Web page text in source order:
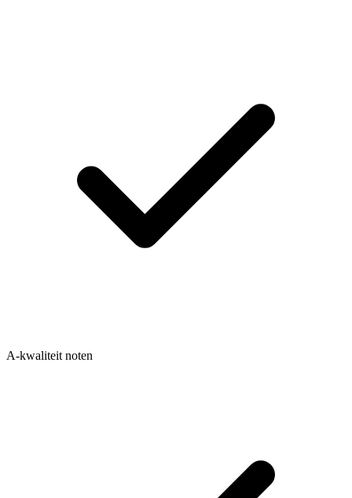
A-kwaliteit noten